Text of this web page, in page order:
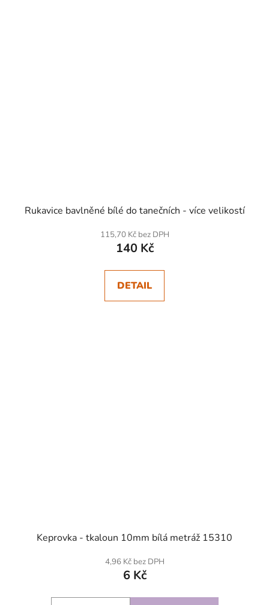
Rukavice bavlněné bílé do tanečních - více velikostí
115,70 Kč bez DPH
140 Kč
DETAIL
Keprovka - tkaloun 10mm bílá metráž 15310
4,96 Kč bez DPH
6 Kč